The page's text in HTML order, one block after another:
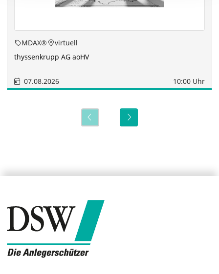
MDAX®
virtuell
thyssenkrupp AG aoHV
07.08.2026 10:00 Uhr